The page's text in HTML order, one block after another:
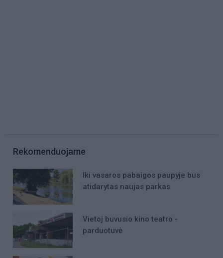
Rekomenduojame
Iki vasaros pabaigos paupyje bus
atidarytas naujas parkas
Vietoj buvusio kino teatro -
parduotuvė